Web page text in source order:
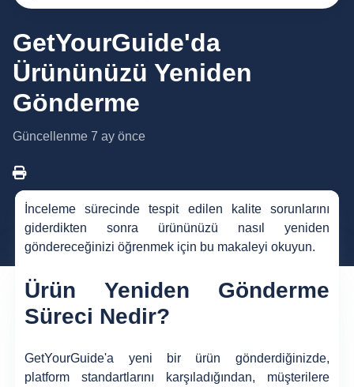
GetYourGuide'da
Ürününüzü Yeniden
Gönderme
Güncellenme 7 ay önce
İnceleme sürecinde tespit edilen kalite sorunlarını
giderdikten sonra ürününüzü nasıl yeniden
göndereceğinizi öğrenmek için bu makaleyi okuyun.
Ürün Yeniden Gönderme
Süreci Nedir?
GetYourGuide'a yeni bir ürün gönderdiğinizde,
platform standartlarını karşıladığından, müşterilere